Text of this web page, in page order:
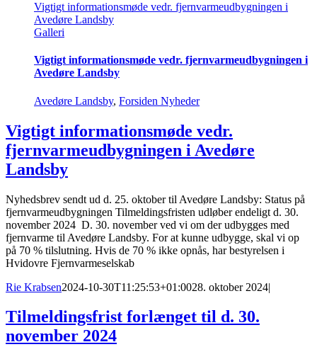
Vigtigt informationsmøde vedr. fjernvarmeudbygningen i
Avedøre Landsby
Galleri
Vigtigt informationsmøde vedr. fjernvarmeudbygningen i
Avedøre Landsby
Avedøre Landsby, Forsiden Nyheder
Vigtigt informationsmøde vedr.
fjernvarmeudbygningen i Avedøre
Landsby
Nyhedsbrev sendt ud d. 25. oktober til Avedøre Landsby: Status på
fjernvarmeudbygningen Tilmeldingsfristen udløber endeligt d. 30.
november 2024 D. 30. november ved vi om der udbygges med
fjernvarme til Avedøre Landsby. For at kunne udbygge, skal vi op
på 70 % tilslutning. Hvis de 70 % ikke opnås, har bestyrelsen i
Hvidovre Fjernvarmeselskab
Rie Krabsen2024-10-30T11:25:53+01:0028. oktober 2024|
Tilmeldingsfrist forlænget til d. 30.
november 2024